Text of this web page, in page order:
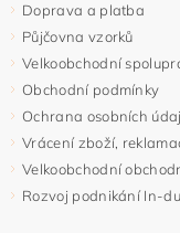
Doprava a platba
Půjčovna vzorků
Velkoobchodní
Obchodní podmínky
Ochrana osobních
Vrácení zboží,
Velkoobchodní
Rozvoj podnikání In-